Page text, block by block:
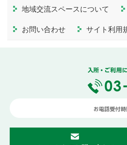
地域交流スペースについて
お問い合わせ サイト利用